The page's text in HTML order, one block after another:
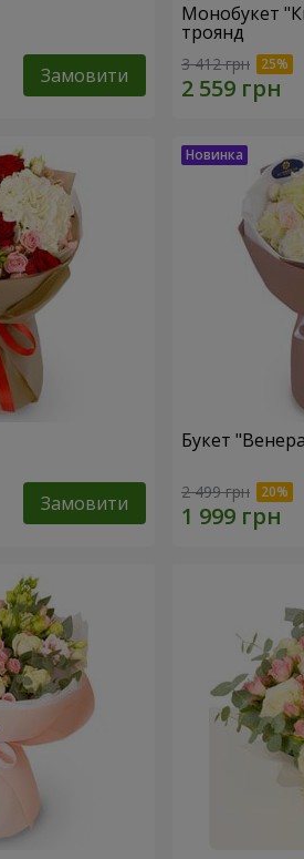
Замовити
Монобукет
троянд
3 412 грн
Замовити
Букет
2 499 грн